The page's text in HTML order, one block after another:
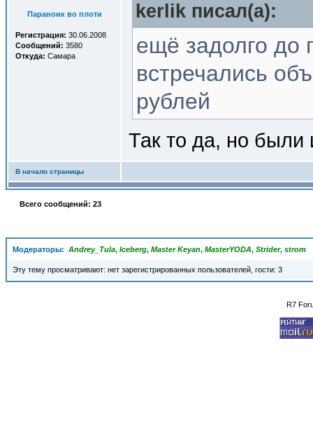
Параноик во плоти
Регистрация: 30.06.2008
Сообщений: 3580
Откуда: Самара
kerlik писал(a):
ещё задолго до
встречались
рублей
Так то да, но были
В начало страницы
Всего сообщений: 23
Модераторы: Andrey_Tula, Iceberg, Master Keyan, MasterYODA, Strider, strom
Эту тему просматривают: нет зарегистрированных пользователей, гости: 3
R7